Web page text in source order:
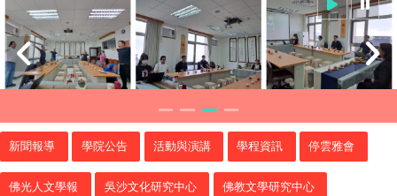
新聞報導 學院公告 活動與演講 學程資訊 停雲雅會
佛光人文學報 吳沙文化研究中心 佛教文學研究中心